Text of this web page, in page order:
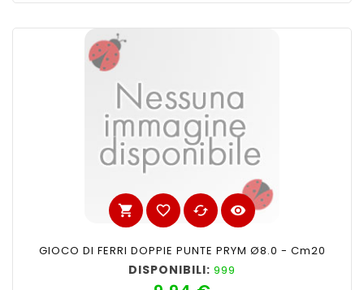
shopping_cart favorite_border cached visibility
GIOCO DI FERRI DOPPIE PUNTE PRYM Ø8.0 - Cm20
DISPONIBILI: 999